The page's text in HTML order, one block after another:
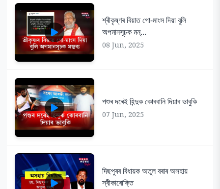
শ্ৰীকৃষ্ণৰ বিয়াত গো-মাংস দিয়া বুলি
অপমানসূচক মন্...
08 Jun, 2025
পশুৰ দৰেই হিন্দুক কোৰবানি দিয়াৰ ভাবুকি
07 Jun, 2025
দিছপুৰৰ বিধায়ক অতুল বৰাৰ অসহায়
স্বীকাৰোক্তি